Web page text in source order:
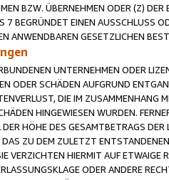
BZW. ÜBERNEHMEN ODER (Z)
7 BEGRÜNDET EINEN AUSSCHLUSS
ANWENDBAREN GESETZLICHEN
UNTERNEHMEN ODER
ODER SCHÄDEN AUFGRUND
DIE IM ZUSAMMENHANG
HINGEWIESEN WURDEN.
HÖHE DES GESAMTBETRAGS
ZU DEM ZULETZT
VERZICHTEN HIERMIT AUF
ODER ANDERE